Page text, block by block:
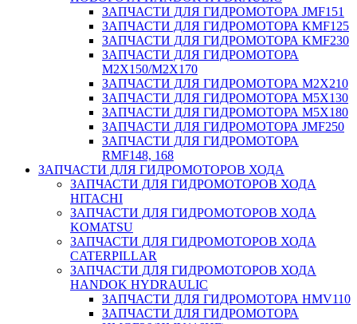
ЗАПЧАСТИ ДЛЯ ГИДРОМОТОРА JMF151
ЗАПЧАСТИ ДЛЯ ГИДРОМОТОРА KMF125
ЗАПЧАСТИ ДЛЯ ГИДРОМОТОРА KMF230
ЗАПЧАСТИ ДЛЯ ГИДРОМОТОРА
M2X150/M2X170
ЗАПЧАСТИ ДЛЯ ГИДРОМОТОРА M2X210
ЗАПЧАСТИ ДЛЯ ГИДРОМОТОРА M5X130
ЗАПЧАСТИ ДЛЯ ГИДРОМОТОРА M5X180
ЗАПЧАСТИ ДЛЯ ГИДРОМОТОРА JMF250
ЗАПЧАСТИ ДЛЯ ГИДРОМОТОРА
RMF148, 168
ЗАПЧАСТИ ДЛЯ ГИДРОМОТОРОВ ХОДА
ЗАПЧАСТИ ДЛЯ ГИДРОМОТОРОВ ХОДА
HITACHI
ЗАПЧАСТИ ДЛЯ ГИДРОМОТОРОВ ХОДА
KOMATSU
ЗАПЧАСТИ ДЛЯ ГИДРОМОТОРОВ ХОДА
CATERPILLAR
ЗАПЧАСТИ ДЛЯ ГИДРОМОТОРОВ ХОДА
HANDOK HYDRAULIC
ЗАПЧАСТИ ДЛЯ ГИДРОМОТОРА HMV110
ЗАПЧАСТИ ДЛЯ ГИДРОМОТОРА